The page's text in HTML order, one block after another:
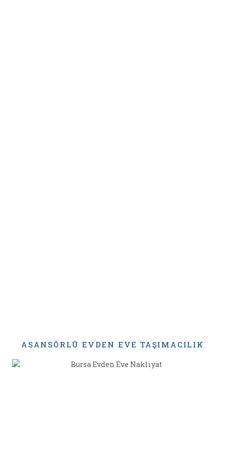
ASANSÖRLÜ EVDEN EVE TAŞIMACILIK